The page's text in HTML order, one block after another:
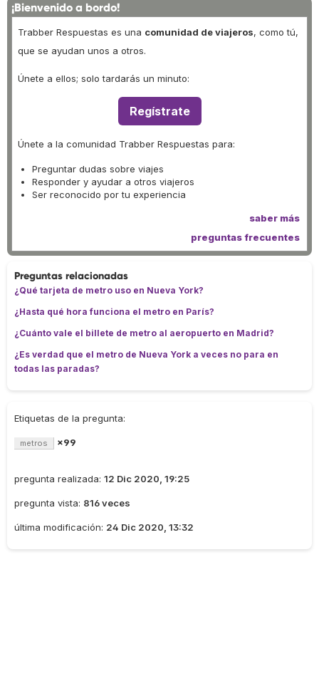
¡Bienvenido a bordo!
Trabber Respuestas es una comunidad de viajeros, como tú,
que se ayudan unos a otros.
Únete a ellos; solo tardarás un minuto:
Regístrate
Únete a la comunidad Trabber Respuestas para:
Preguntar dudas sobre viajes
Responder y ayudar a otros viajeros
Ser reconocido por tu experiencia
saber más
preguntas frecuentes
Preguntas relacionadas
¿Qué tarjeta de metro uso en Nueva York?
¿Hasta qué hora funciona el metro en París?
¿Cuánto vale el billete de metro al aeropuerto en Madrid?
¿Es verdad que el metro de Nueva York a veces no para en
todas las paradas?
Etiquetas de la pregunta:
metros ×99
pregunta realizada: 12 Dic 2020, 19:25
pregunta vista: 816 veces
última modificación: 24 Dic 2020, 13:32